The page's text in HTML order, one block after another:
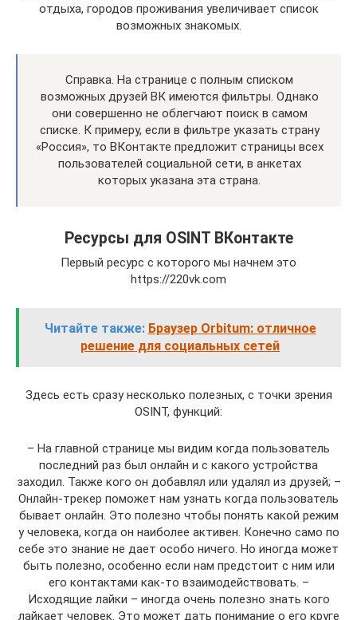
отдыха, городов проживания увеличивает список
возможных знакомых.
Справка. На странице с полным списком
возможных друзей ВК имеются фильтры. Однако
они совершенно не облегчают поиск в самом
списке. К примеру, если в фильтре указать страну
«Россия», то ВКонтакте предложит страницы всех
пользователей социальной сети, в анкетах
которых указана эта страна.
Ресурсы для OSINT ВКонтакте
Первый ресурс с которого мы начнем это
https://220vk.com
Читайте также: Браузер Orbitum: отличное
решение для социальных сетей
Здесь есть сразу несколько полезных, с точки зрения
OSINT, функций:
– На главной странице мы видим когда пользователь
последний раз был онлайн и с какого устройства
заходил. Также кого он добавлял или удалял из друзей; –
Онлайн-трекер поможет нам узнать когда пользователь
бывает онлайн. Это полезно чтобы понять какой режим
у человека, когда он наиболее активен. Конечно само по
себе это знание не дает особо ничего. Но иногда может
быть полезно, особенно если нам предстоит с ним или
его контактами как-то взаимодействовать. –
Исходящие лайки – иногда очень полезно знать кого
лайкает человек. Это может дать понимание о его круге